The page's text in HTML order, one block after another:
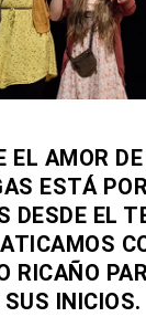
EL AMOR
ESTÁ
DESDE EL
RICAÑO
SUS INICIOS.